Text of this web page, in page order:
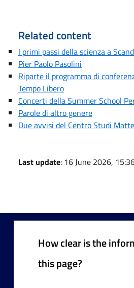
Related content
I primi passi della scienza a
Pier Paolo Pasolini
Riparte il programma di
Tempo Libero
Concerti della Summer School
Parole di altro genere
Due avvisi del Centro Studi
Last update: 16 June 2026,
How clear is the
this page?